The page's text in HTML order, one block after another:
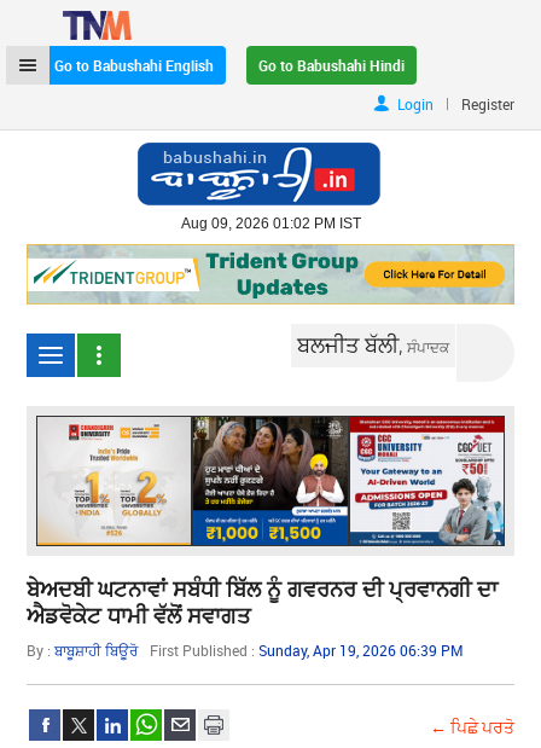
Go to Babushahi English
Go to Babushahi Hindi
Login
| Register
Aug 09, 2026 01:02 PM IST
ਬਲਜੀਤ ਬੱਲੀ,ਸੰਪਾਦਕ
ਬੇਅਦਬੀ ਘਟਨਾਵਾਂ ਸਬੰਧੀ ਬਿੱਲ ਨੂੰ ਗਵਰਨਰ ਦੀ ਪ੍ਰਵਾਨਗੀ ਦਾ
ਐਡਵੋਕੇਟ ਧਾਮੀ ਵੱਲੋਂ ਸਵਾਗਤ
By :ਬਾਬੂਸ਼ਾਹੀ ਬਿਊਰੋ First Published :Sunday, Apr 19, 2026 06:39 PM
← ਪਿਛੇ ਪਰਤੋ